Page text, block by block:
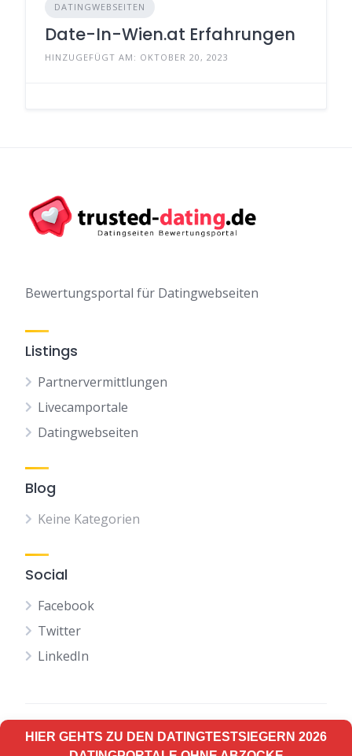
DATINGWEBSEITEN
Date-In-Wien.at Erfahrungen
HINZUGEFÜGT AM: OKTOBER 20, 2023
Bewertungsportal für Datingwebseiten
Listings
Partnervermittlungen
Livecamportale
Datingwebseiten
Blog
Keine Kategorien
Social
Facebook
Twitter
LinkedIn
Terms of Use Privacy Policy
HIER GEHTS ZU DEN DATINGTESTSIEGERN 2026